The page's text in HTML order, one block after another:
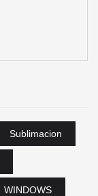
Sublimacion
WINDOWS